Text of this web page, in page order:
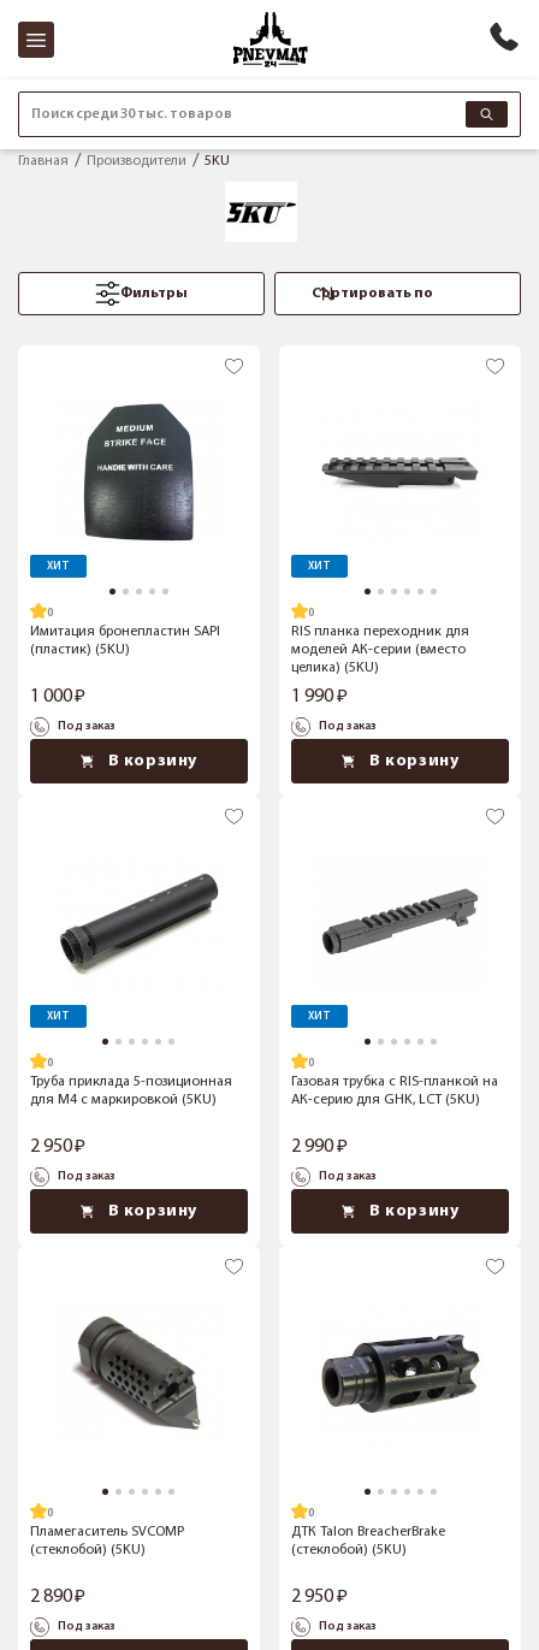
Поиск среди 30 тыс. товаров
Главная Производители 5KU
Фильтры
ХИТ
Имитация бронепластин SAPI
(пластик) (5KU)
1 000
Под заказ
В корзину
ХИТ
RIS планка переходник для
моделей АК-серии (вместо
целика) (5KU)
1 990
Под заказ
В корзину
ХИТ
Труба приклада 5-позиционная
для M4 с маркировкой (5KU)
2 950
Под заказ
В корзину
ХИТ
Газовая трубка с RIS-планкой на
АК-серию для GHK, LCT (5KU)
2 990
Под заказ
В корзину
Пламегаситель SVCOMP
(стеклобой) (5KU)
2 890
Под заказ
ДТК Talon BreacherBrake
(стеклобой) (5KU)
2 950
Под заказ